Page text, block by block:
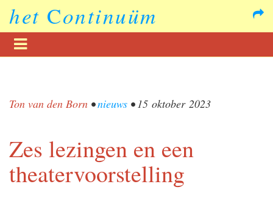
het Continuüm
Ton van den Born •nieuws • 15 oktober 2023
Zes lezingen en een
theatervoorstelling